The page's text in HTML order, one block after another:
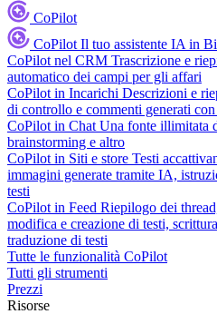
CoPilot
CoPilot Il tuo assistente IA in
CoPilot nel CRM Trascrizione e
automatico dei campi per gli affari
CoPilot in Incarichi Descrizioni e
di controllo e commenti generati
CoPilot in Chat Una fonte illimitata
brainstorming e altro
CoPilot in Siti e store Testi
immagini generate tramite IA,
testi
CoPilot in Feed Riepilogo dei
modifica e creazione di testi,
traduzione di testi
Tutte le funzionalità CoPilot
Tutti gli strumenti
Prezzi
Risorse